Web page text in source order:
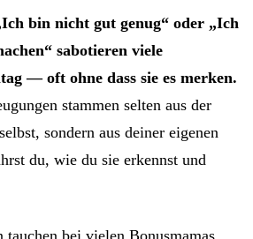
bin nicht gut genug“ oder „Ich
sabotieren viele
— oft ohne dass sie es merken.
stammen selten aus der
sondern aus deiner eigenen
du, wie du sie erkennst und
tauchen bei vielen Bonusmamas